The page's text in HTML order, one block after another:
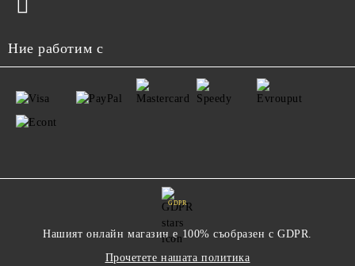
Ние работим с
GDPR
Нашият онлайн магазин е 100% съобразен с GDPR.
Прочетете нашата политика